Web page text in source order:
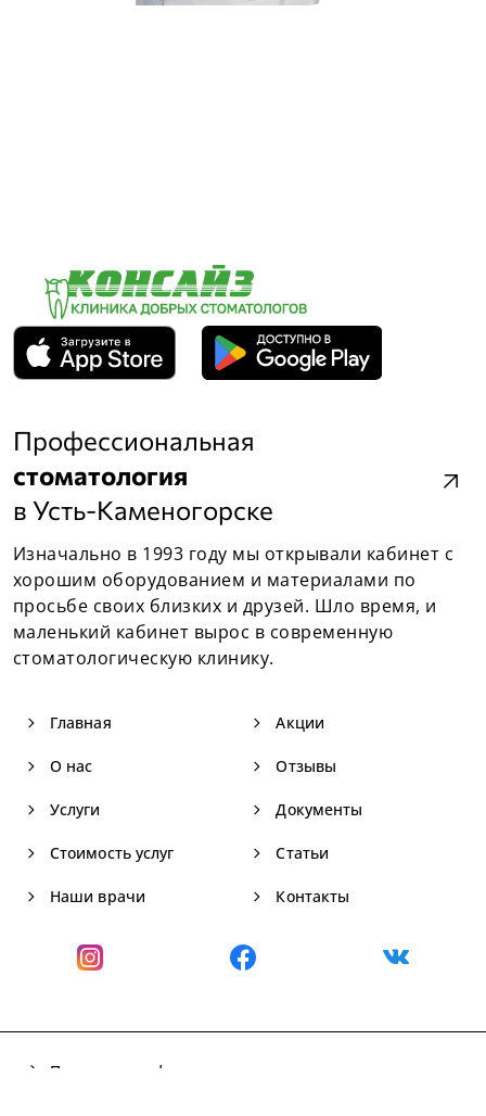
Профессиональная
стоматология
в Усть-Каменогорске
arrow_outward
Изначально в 1993 году мы открывали кабинет с
хорошим оборудованием и материалами по
просьбе своих близких и друзей. Шло время, и
маленький кабинет вырос в современную
стоматологическую клинику.
navigate_next Главная
navigate_next О нас
navigate_next Услуги
navigate_next Стоимость услуг
navigate_next Наши врачи
navigate_next Акции
navigate_next Отзывы
navigate_next Документы
navigate_next Статьи
navigate_next Контакты
arrow_forward Политика конфиденциальности